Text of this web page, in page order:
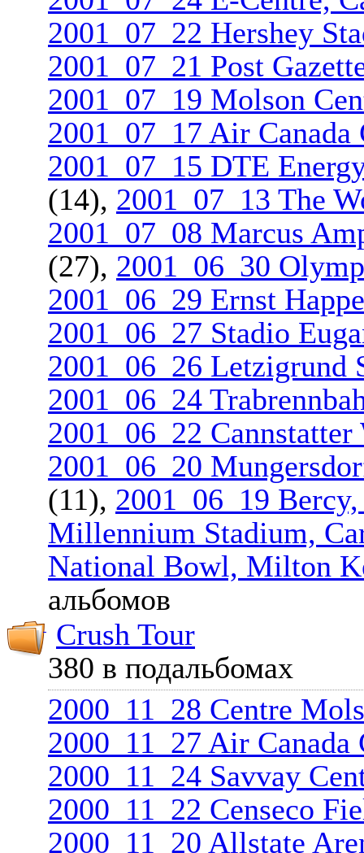
2001_07_22 Hershey
2001_07_21 Post
2001_07_19 Molson
2001_07_17 Air Canada
2001_07_15 DTE
(14), 2001_07_13 The
2001_07_08 Marcus
(27), 2001_06_30
2001_06_29 Ernst
2001_06_27 Stadio
2001_06_26 Letzigrund
2001_06_24
2001_06_22
2001_06_20
(11), 2001_06_19
Millennium Stadium,
National Bowl, Milton
альбомов
Crush Tour
380 в подальбомах
2000_11_28 Centre
2000_11_27 Air
2000_11_24 Savvay
2000_11_22 Censeco
2000_11_20 Allstate